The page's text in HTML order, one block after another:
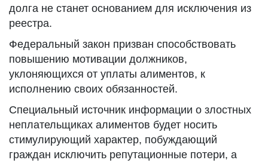
долга не станет основанием для исключения из
реестра.
Федеральный закон призван способствовать
повышению мотивации должников,
уклоняющихся от уплаты алиментов, к
исполнению своих обязанностей.
Специальный источник информации о злостных
неплательщиках алиментов будет носить
стимулирующий характер, побуждающий
граждан исключить репутационные потери, а